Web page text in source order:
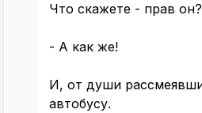
Что скажете - прав он?
- А как же!
И, от души
автобусу.